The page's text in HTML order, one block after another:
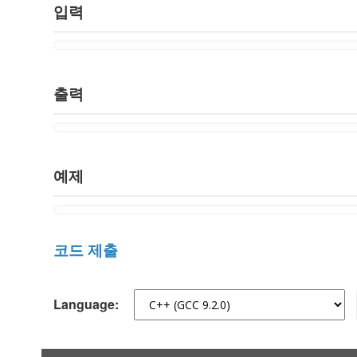
입력
출력
예제
코드 제출
Language: